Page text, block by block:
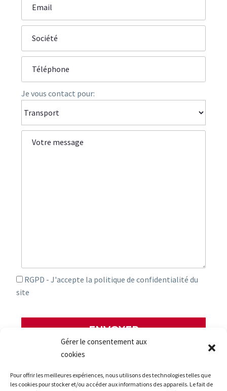
Gérer le consentement aux
cookies
Pour offrir les meilleures expériences, nous utilisons des technologies telles que
les cookies pour stocker et/ou accéder aux informations des appareils. Le fait de
Je vous contact pour:
RGPD - J'accepte la politique de confidentialité du
site